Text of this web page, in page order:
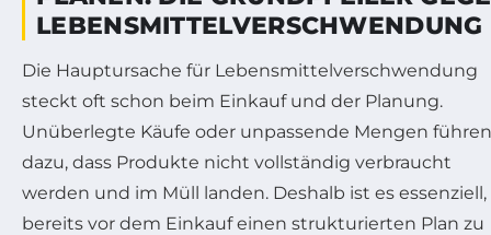
LEBENSMITTELVERSCHWENDUNG
Die Hauptursache für Lebensmittelverschwendung
steckt oft schon beim Einkauf und der Planung.
Unüberlegte Käufe oder unpassende Mengen führen
dazu, dass Produkte nicht vollständig verbraucht
werden und im Müll landen. Deshalb ist es essenziell,
bereits vor dem Einkauf einen strukturierten Plan zu